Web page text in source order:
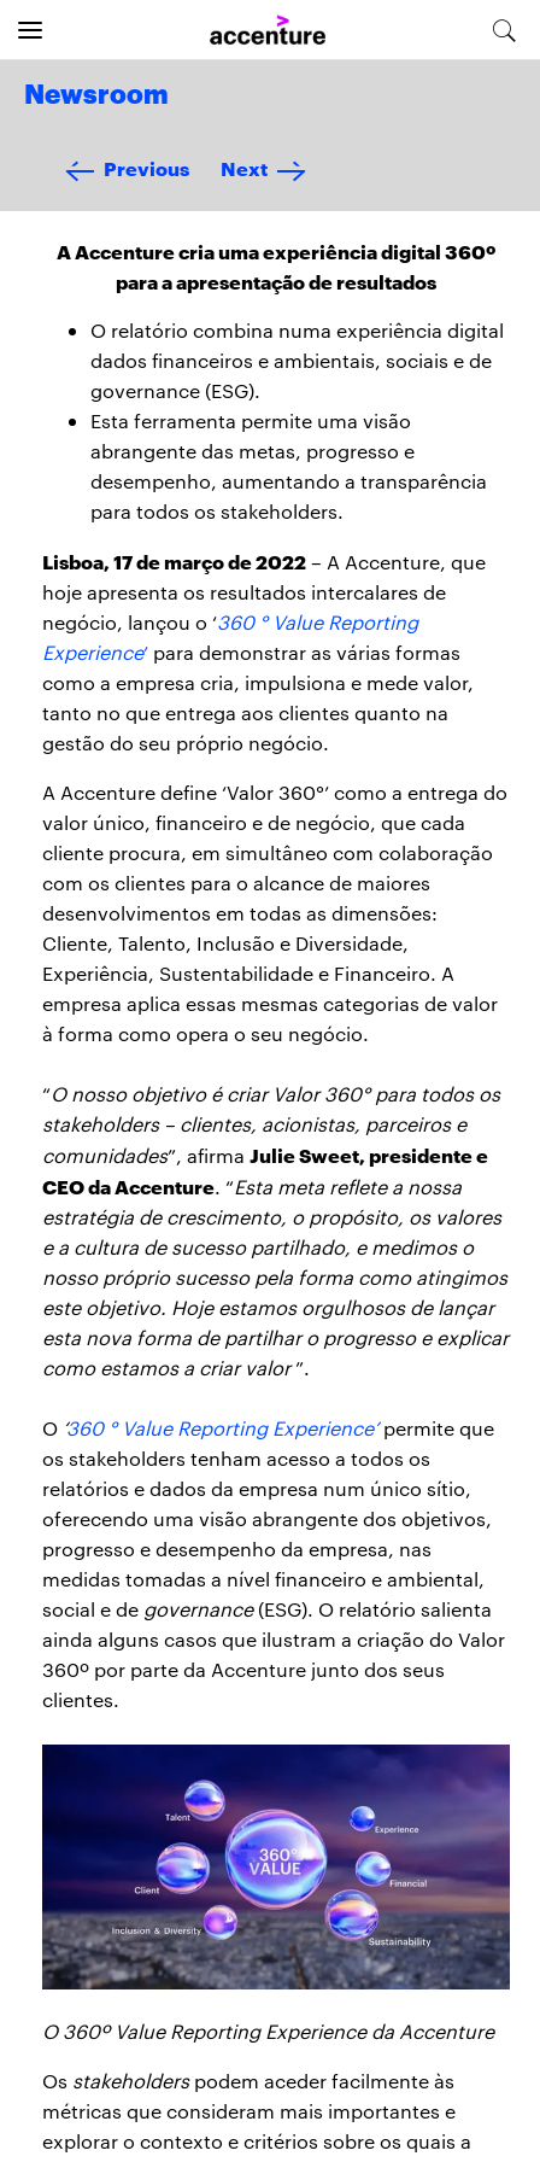
Newsroom
Previous Next
A Accenture cria uma experiência digital 360º
para a apresentação de resultados
O relatório combina numa experiência digital
dados financeiros e ambientais, sociais e de
governance (ESG).
Esta ferramenta permite uma visão
abrangente das metas, progresso e
desempenho, aumentando a transparência
para todos os stakeholders.
Lisboa, 17 de março de 2022– A Accenture, que
hoje apresenta os resultados intercalares de
negócio, lançou o ‘360 ° Value Reporting
Experience’ para demonstrar as várias formas
como a empresa cria, impulsiona e mede valor,
tanto no que entrega aos clientes quanto na
gestão do seu próprio negócio.
A Accenture define ‘Valor 360°’ como a entrega do
valor único, financeiro e de negócio, que cada
cliente procura, em simultâneo com colaboração
com os clientes para o alcance de maiores
desenvolvimentos em todas as dimensões:
Cliente, Talento, Inclusão e Diversidade,
Experiência, Sustentabilidade e Financeiro. A
empresa aplica essas mesmas categorias de valor
à forma como opera o seu negócio.
“O nosso objetivo é criar Valor 360° para todos os
stakeholders – clientes, acionistas, parceiros e
comunidades”, afirma Julie Sweet, presidente e
CEO da Accenture. “Esta meta reflete a nossa
estratégia de crescimento, o propósito, os valores
e a cultura de sucesso partilhado, e medimos o
nosso próprio sucesso pela forma como atingimos
este objetivo. Hoje estamos orgulhosos de lançar
esta nova forma de partilhar o progresso e explicar
como estamos a criar valor”.
O 360 ° Value Reporting Experience’permite que
os stakeholders tenham acesso a todos os
relatórios e dados da empresa num único sítio,
oferecendo uma visão abrangente dos objetivos,
progresso e desempenho da empresa, nas
medidas tomadas a nível financeiro e ambiental,
social e de governance(ESG). O relatório salienta
ainda alguns casos que ilustram a criação do Valor
360º por parte da Accenture junto dos seus
clientes.
O 360º Value Reporting Experience da Accenture
Os stakeholderspodem aceder facilmente às
métricas que consideram mais importantes e
explorar o contexto e critérios sobre os quais a